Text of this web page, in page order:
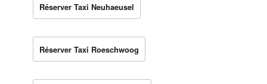
Réserver Taxi Neuhaeusel
Réserver Taxi Roeschwoog